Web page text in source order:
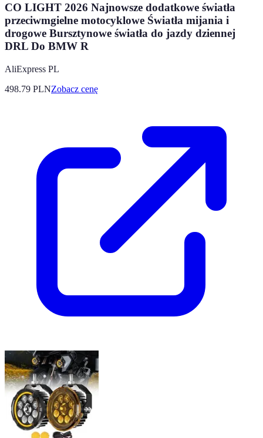
CO LIGHT 2026 Najnowsze dodatkowe światła
przeciwmgielne motocyklowe Światła mijania i
drogowe Bursztynowe światła do jazdy dziennej
DRL Do BMW R
AliExpress PL
498.79 PLNZobacz cenę